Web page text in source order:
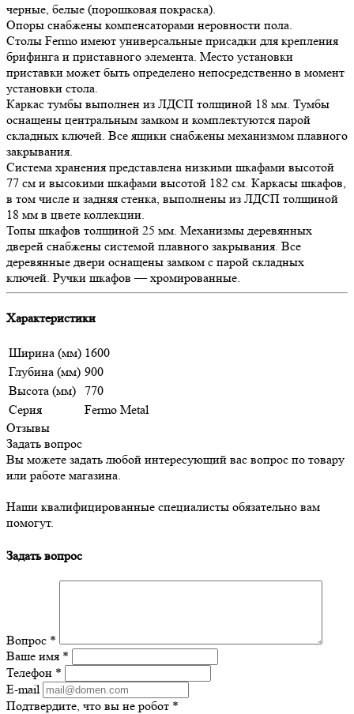
черные, белые (порошковая покраска).
Опоры снабжены компенсаторами неровности пола.
Столы Fermo имеют универсальные присадки для крепления
брифинга и приставного элемента. Место установки
приставки может быть определено непосредственно в момент
установки стола.
Каркас тумбы выполнен из ЛДСП толщиной 18 мм. Тумбы
оснащены центральным замком и комплектуются парой
складных ключей. Все ящики снабжены механизмом плавного
закрывания.
Система хранения представлена низкими шкафами высотой
77 см и высокими шкафами высотой 182 см. Каркасы шкафов,
в том числе и задняя стенка, выполнены из ЛДСП толщиной
18 мм в цвете коллекции.
Топы шкафов толщиной 25 мм. Механизмы деревянных
дверей снабжены системой плавного закрывания. Все
деревянные двери оснащены замком с парой складных
ключей. Ручки шкафов — хромированные.
Характеристики
Ширина (мм) 1600
Глубина (мм) 900
Высота (мм) 770
Серия
Fermo Metal
Отзывы
Задать вопрос
Вы можете задать любой интересующий вас вопрос по товару
или работе магазина.
Наши квалифицированные специалисты обязательно вам
помогут.
Задать вопрос
Вопрос *
Ваше имя *
Телефон *
E-mail
Подтвердите, что вы не робот *